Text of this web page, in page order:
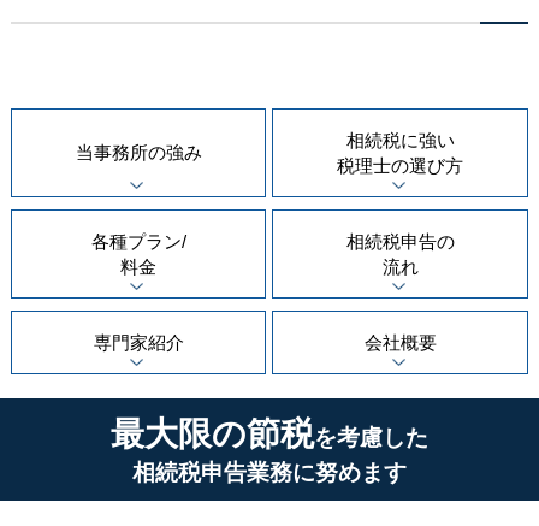
当事務所の強み
相続税に強い
税理士の選び方
各種プラン/
料金
相続税申告の
流れ
専門家紹介 会社概要
最大限の節税を考慮した
相続税申告業務に努めます